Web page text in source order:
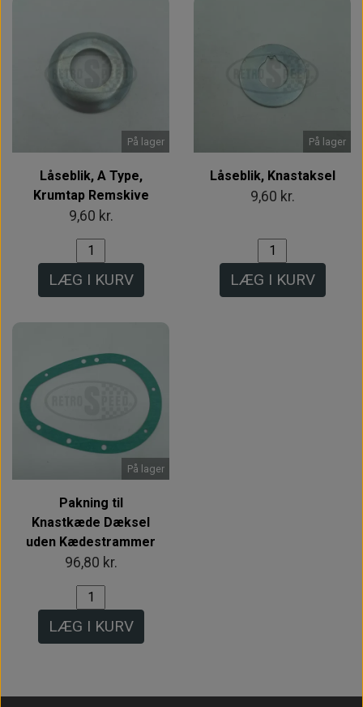
På lager
Låseblik, A Type,
Krumtap Remskive
9,60 kr.
LÆG I KURV
På lager
Låseblik, Knastaksel
9,60 kr.
LÆG I KURV
På lager
Pakning til
Knastkæde Dæksel
uden Kædestrammer
96,80 kr.
LÆG I KURV